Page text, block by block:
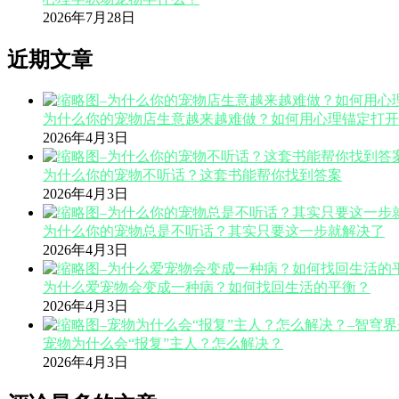
2026年7月28日
近期文章
为什么你的宠物店生意越来越难做？如何用心理锚定打
2026年4月3日
为什么你的宠物不听话？这套书能帮你找到答案
2026年4月3日
为什么你的宠物总是不听话？其实只要这一步就解决了
2026年4月3日
为什么爱宠物会变成一种病？如何找回生活的平衡？
2026年4月3日
宠物为什么会“报复”主人？怎么解决？
2026年4月3日